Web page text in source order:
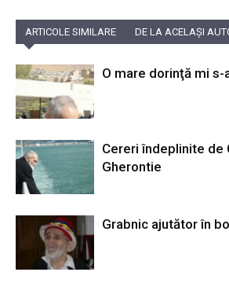
ARTICOLE SIMILARE DE LA ACELAȘI
O mare dorinţă mi
Cereri îndeplinite de
Gherontie
Grabnic ajutător în